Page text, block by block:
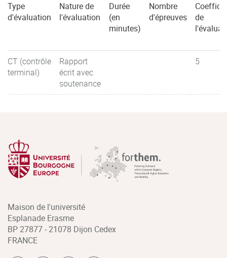
Type
d'évaluation
Nature de
l'évaluation
Durée
(en
minutes)
Nombre
d'épreuves
de
CT (contrôle
terminal)
Rapport
écrit avec
soutenance
5
Maison de l'université
Esplanade Erasme
BP 27877 - 21078 Dijon Cedex
FRANCE